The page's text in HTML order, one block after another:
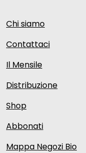
Chi siamo
Contattaci
Il Mensile
Distribuzione
Shop
Abbonati
Mappa Negozi Bio